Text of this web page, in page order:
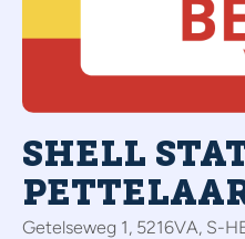
SHELL
Getelseweg 1, 5216VA, S-